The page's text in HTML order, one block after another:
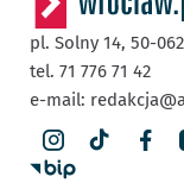
pl. Solny 14, 50-062
tel. 71 776 71 42
e-mail: